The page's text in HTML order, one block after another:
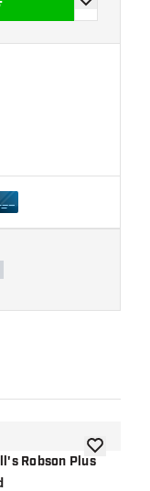
aggiungi
desideri
Robson Plusaggiungi